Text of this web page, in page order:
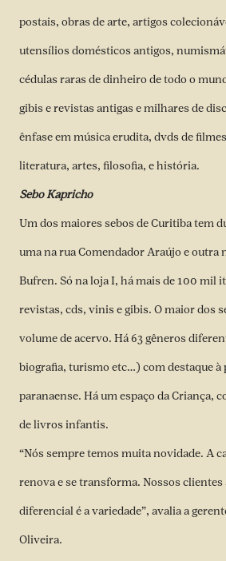
postais, obras de arte, artigos
utensílios domésticos antigos,
cédulas raras de dinheiro de todo o
gibis e revistas antigas e milhares de
ênfase em música erudita, dvds de
literatura, artes, filosofia, e história.
Sebo Kapricho
Um dos maiores sebos de Curitiba tem
uma na rua Comendador Araújo e outra
Bufren. Só na loja I, há mais de 100 mil
revistas, cds, vinis e gibis. O maior dos
volume de acervo. Há 63 gêneros
biografia, turismo etc…) com destaque à
paranaense. Há um espaço da Criança,
de livros infantis.
“Nós sempre temos muita novidade. A
renova e se transforma. Nossos clientes
diferencial é a variedade”, avalia a
Oliveira.